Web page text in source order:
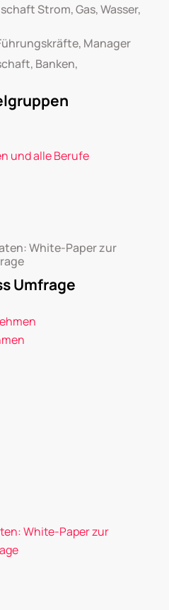
Strom, Gas, Wasser,
Manager
Banken,
und alle Berufe
White-Paper zur
Umfrage
White-Paper zur